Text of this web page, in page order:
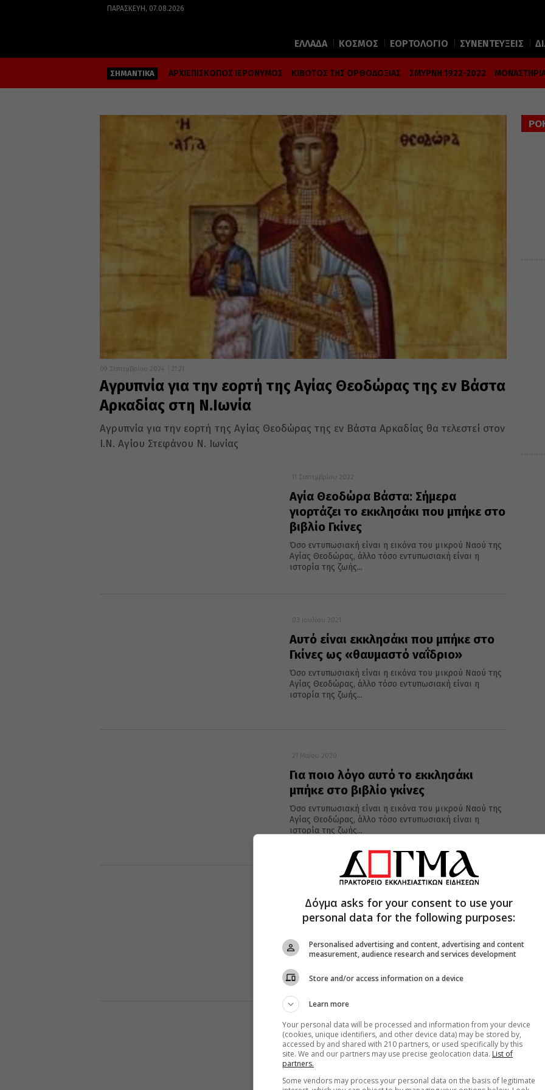
ΠΑΡΑΣΚΕΥΉ, 07.08.2026
ΕΛΛΑΔΑ ΚΟΣΜΟΣ ΕΟΡΤΟΛΟΓΙΟ ΣΥΝΕΝΤΕΥΞΕΙΣ
ΣΗΜΑΝΤΙΚΑ ΑΡΧΙΕΠΙΣΚΟΠΟΣ ΙΕΡΩΝΥΜΟΣ ΚΙΒΩΤΟΣ ΤΗΣ ΟΡΘΟΔΟΞΙΑΣ ΣΜΥΡΝΗ 1922-2022
09 Σεπτεμβρίου 2024 21:21
Αγρυπνία για την εορτή της Αγίας Θεοδώρας της εν Βάστα
Αρκαδίας στη Ν.Ιωνία
Αγρυπνία για την εορτή της Αγίας Θεοδώρας της εν Βάστα Αρκαδίας θα τελεστεί στον
Ι.Ν. Αγίου Στεφάνου Ν. Ιωνίας
11 Σεπτεμβρίου 2022
Αγία Θεοδώρα Βάστα: Σήμερα
γιορτάζει το εκκλησάκι που μπήκε στο
βιβλίο Γκίνες
Όσο εντυπωσιακή είναι η εικόνα του μικρού Ναού της
Αγίας Θεοδώρας, άλλο τόσο εντυπωσιακή είναι η
ιστορία της ζωής...
03 Ιουλίου 2021
Αυτό είναι εκκλησάκι που μπήκε στο
Γκίνες ως «θαυμαστό ναΐδριο»
Όσο εντυπωσιακή είναι η εικόνα του μικρού Ναού της
Αγίας Θεοδώρας, άλλο τόσο εντυπωσιακή είναι η
ιστορία της ζωής...
21 Μαΐου 2020
Για ποιο λόγο αυτό το εκκλησάκι
μπήκε στο βιβλίο γκίνες
Όσο εντυπωσιακή είναι η εικόνα του μικρού Ναού της
Αγίας Θεοδώρας, άλλο τόσο εντυπωσιακή είναι η
ιστορία της ζωής...
Αγία Θεοδώρα Βάστα: Το εκκλησάκι
που μπήκε στο βιβλίο Γκίνες
Όσο εντυπωσιακή είναι η εικόνα του μικρού Ναού της
Αγίας Θεοδώρας, άλλο τόσο εντυπωσιακή είναι η
18 Νοεμβρίου 2019
Το ανεξήγητο θαύμα της φύσης το
εκκλησάκι που διαπερνούν 17
πλατάνια!
Δόγμα asks for your consent to use your
personal data for the following purposes:
Personalised advertising and content, advertising and content
measurement, audience research and services development
Store and/or access information on a device
Learn more
Your personal data will be processed and information from your device
(cookies, unique identifiers, and other device data) may be stored by,
accessed by and shared with 210 partners, or used specifically by this
site. We and our partners may use precise geolocation data. List of
partners.
Some vendors may process your personal data on the basis of legitimate